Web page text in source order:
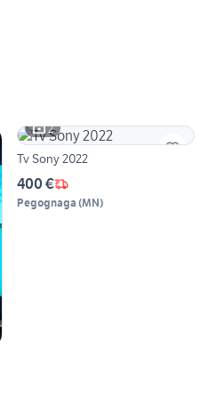
2
Tv Sony 2022
400 €
Pegognaga (MN)